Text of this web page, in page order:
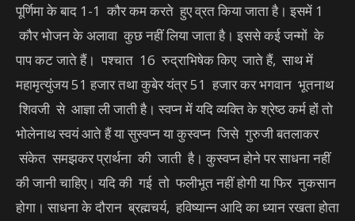
पूर्णिमा के बाद 1-1 कौर कम करते हुए व्रत किया जाता है। इसमें 1
कौर भोजन के अलावा कुछ नहीं लिया जाता है। इससे कई जन्मों के
पाप कट जाते हैं। पश्चात 16 रुद्राभिषेक किए जाते हैं, साथ में
महामृत्युंजय 51 हजार तथा कुबेर यंत्र 51 हजार कर भगवान भूतनाथ
शिवजी से आज्ञा ली जाती है। स्वप्न में यदि व्यक्ति के श्रेष्ठ कर्म हों तो
भोलेनाथ स्वयं आते हैं या सुस्वप्न या कुस्वप्न जिसे गुरुजी बतलाकर
संकेत समझकर प्रार्थना की जाती है। कुस्वप्न होने पर साधना नहीं
की जानी चाहिए। यदि की गई तो फलीभूत नहीं होगी या फिर नुकसान
होगा। साधना के दौरान ब्रह्मचर्य, हविष्यान्न आदि का ध्यान रखता होता